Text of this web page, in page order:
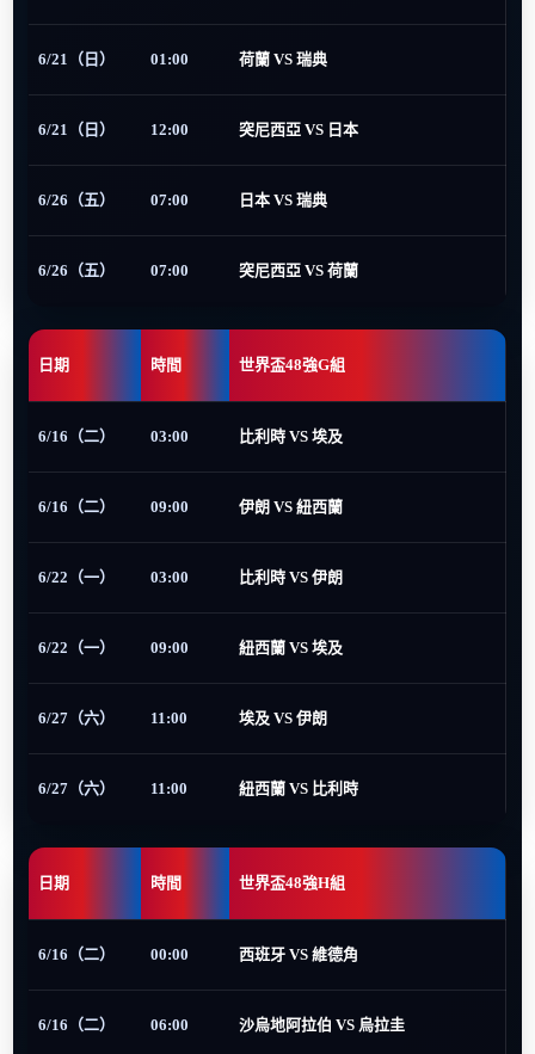
6/21（日） 01:00 荷蘭 VS 瑞典
6/21（日） 12:00 突尼西亞 VS 日本
6/26（五） 07:00 日本 VS 瑞典
6/26（五） 07:00 突尼西亞 VS 荷蘭
日期 時間 世界盃48強G組
6/16（二） 03:00 比利時 VS 埃及
6/16（二） 09:00 伊朗 VS 紐西蘭
6/22（一） 03:00 比利時 VS 伊朗
6/22（一） 09:00 紐西蘭 VS 埃及
6/27（六） 11:00 埃及 VS 伊朗
6/27（六） 11:00 紐西蘭 VS 比利時
日期 時間 世界盃48強H組
6/16（二） 00:00 西班牙 VS 維德角
6/16（二） 06:00 沙烏地阿拉伯 VS 烏拉圭